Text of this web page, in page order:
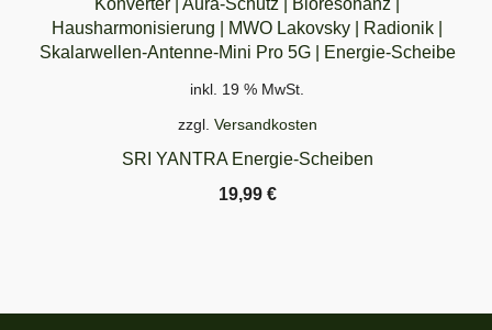
SCHNELLANSICHT
inkl. 19 % MwSt.
zzgl. Versandkosten
SRI YANTRA Energie-Scheiben
19,99 €